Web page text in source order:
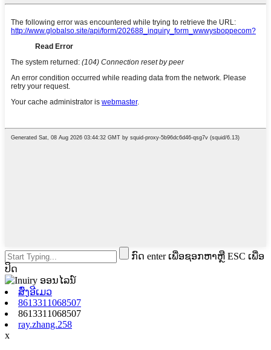
ກົດ enter ເພື່ອຊອກຫາຫຼື ESC ເພື່ອ
ປິດ
ສົ່ງອີເມວ
8613311068507
8613311068507
ray.zhang.258
x